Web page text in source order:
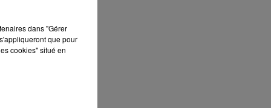
dans "Gérer
que pour
cookies" situé en